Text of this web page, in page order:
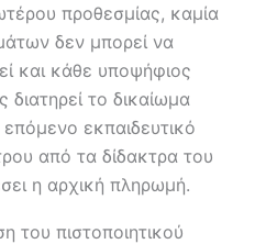
προθεσμίας, καμία
δεν μπορεί να
και κάθε υποψήφιος
διατηρεί το δικαίωμα
εκπαιδευτικό
από τα δίδακτρα του
η αρχική πληρωμή.
του πιστοποιητικού